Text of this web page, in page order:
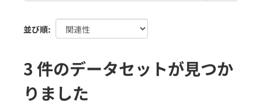
並び順
3 件のデータセットが見つか
りました